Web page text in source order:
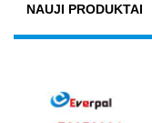
NAUJI PRODUKTAI